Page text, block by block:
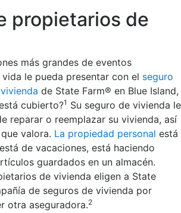
propietarios de
más grandes de eventos
le pueda presentar con el seguro
de State Farm® en Blue Island,
cubierto?1 Su seguro de vivienda le
reparar o reemplazar su vivienda, así
valora. La propiedad personal está
de vacaciones, está haciendo
guardados en un almacén.
de vivienda eligen a State
de seguros de vivienda por
otra aseguradora.2